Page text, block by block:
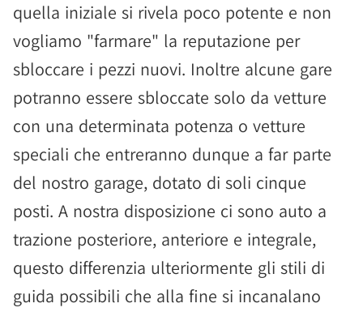
quella iniziale si rivela poco potente e non
vogliamo "farmare" la reputazione per
sbloccare i pezzi nuovi. Inoltre alcune gare
potranno essere sbloccate solo da vetture
con una determinata potenza o vetture
speciali che entreranno dunque a far parte
del nostro garage, dotato di soli cinque
posti. A nostra disposizione ci sono auto a
trazione posteriore, anteriore e integrale,
questo differenzia ulteriormente gli stili di
guida possibili che alla fine si incanalano